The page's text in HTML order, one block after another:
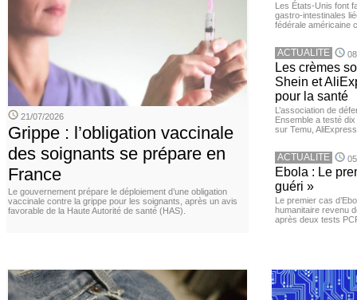
21/07/2026
Grippe : l’obligation vaccinale
des soignants se prépare en
France
Le gouvernement prépare le déploiement d’une obligation
vaccinale contre la grippe pour les soignants, après un avis
favorable de la Haute Autorité de santé (HAS).
Les États-Unis font
gastro-intestinales
fédérale américaine
ACTUALITE
Les crèmes
Shein et
pour la santé
L’association de
Ensemble a testé
sur Temu,
ACTUALITE
Ebola : Le
guéri »
Le premier cas
humanitaire revenu
après deux tests